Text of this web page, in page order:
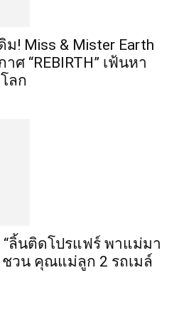
! Miss & Mister Earth
ศ “REBIRTH” เฟ้นหา
ลก
ลิ้นติดโปรแฟร์ พาแม่มา
ชวน คุณแม่ลูก 2 รถเมล์